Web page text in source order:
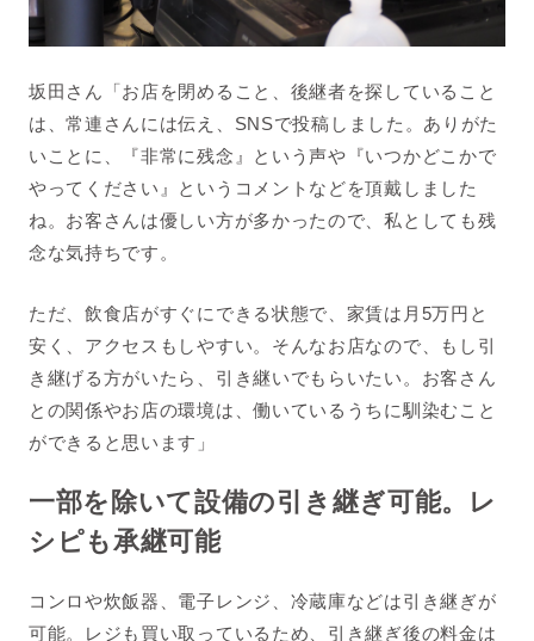
坂田さん「お店を閉めること、後継者を探していること
は、常連さんには伝え、 SNSで投稿しました。ありがた
いことに、『非常に残念』という声や『いつかどこかで
やってください』というコメントなどを頂戴しました
ね。お客さんは優しい方が多かったので、私としても残
念な気持ちです。
ただ、飲食店がすぐにできる状態で、家賃は月5万円と
安く、アクセスもしやすい。そんなお店なので、もし引
き継げる方がいたら、引き継いでもらいたい。お客さん
との関係やお店の環境は、働いているうちに馴染むこと
ができると思います」
一部を除いて設備の引き継ぎ可能。レ
シピも承継可能
コンロや炊飯器、電子レンジ、冷蔵庫などは引き継ぎが
可能。レジも買い取っているため、引き継ぎ後の料金は